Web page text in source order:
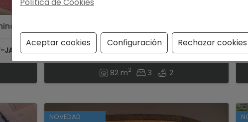
JA96JJ
420.000 €
el Puerto y el centro de Dénia...
Denia Ref. W-469
82 m2 3 2
NOVEDAD
Aceptar cookies Configuración Rechazar cookies